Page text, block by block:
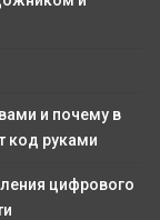
и почему в
код руками
цифрового